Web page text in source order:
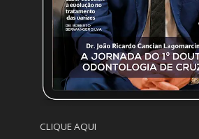
CLIQUE AQUI